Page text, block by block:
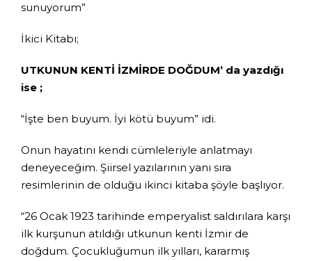
sunuyorum”
İkici Kitabı;
UTKUNUN KENTİ İZMİRDE DOĞDUM’ da yazdığı
ise ;
“İşte ben buyum. İyi kötü buyum” idi.
Onun hayatını kendi cümleleriyle anlatmayı
deneyeceğim. Şiirsel yazılarının yanı sıra
resimlerinin de olduğu ikinci kitaba şöyle başlıyor.
“26 Ocak 1923 tarihinde emperyalist saldırılara karşı
ilk kurşunun atıldığı utkunun kenti İzmir de
doğdum. Çocukluğumun ilk yılları, kararmış